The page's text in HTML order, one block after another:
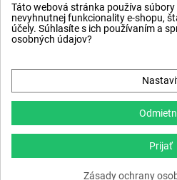
Táto webová stránka používa súbory
nevyhnutnej funkcionality e-shopu,
účely. Súhlasíte s ich používaním a
osobných údajov?
Prijať
Zásady ochrany